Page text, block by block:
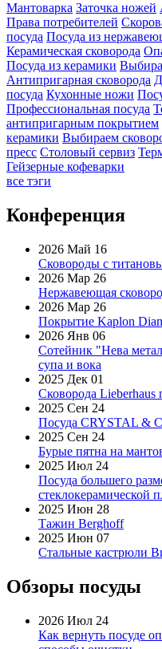
Мантоварка Заточка ножей
Права потребителей
посуда Посуда из
Керамическая сковорода
Посуда из керамики
Антипригарная сковорода
посуда Кухонные ножи
Профессиональная посуда
антипригарным покрытием
керамики Выбираем
пресс Столовый сервиз
Гейзерные кофеварки
все тэги
Конференция
2026 Май 16
Сковороды с
2026 Мар 26
Нержавеющая
2026 Мар 26
Покрытие Kaplon
2026 Янв 06
Сотейник "Нева
супа и вока
2025 Дек 01
Сковорода
2025 Сен 24
Посуда CRYSTAL &
2025 Сен 24
Бурые пятна на
2025 Июл 24
Посуда большего
стеклокерамической
2025 Июн 28
Тажин Berghoff
2025 Июн 07
Стальные кастрюли
Обзоры посуды
2026 Июл 24
Как вернуть посуде